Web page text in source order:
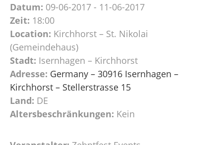
Datum: 09-06-2017 - 11-06-2017
Zeit: 18:00
Location: Kirchhorst – St. Nikolai
(Gemeindehaus)
Stadt: Isernhagen – Kirchhorst
Adresse: Germany – 30916 Isernhagen –
Kirchhorst – Stellerstrasse 15
Land: DE
Altersbeschränkungen: Kein